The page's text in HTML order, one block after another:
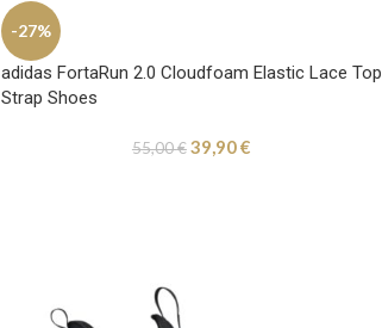
-27%
adidas FortaRun 2.0 Cloudfoam Elastic Lace Top
Strap Shoes
55,00€39,90€